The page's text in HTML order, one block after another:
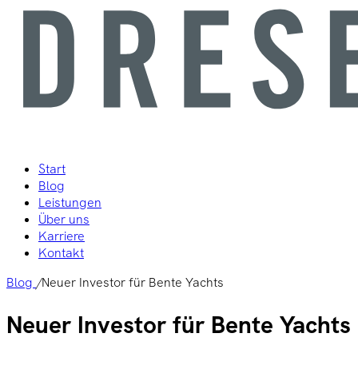
Start
Blog
Leistungen
Über uns
Karriere
Kontakt
Blog /Neuer Investor für Bente Yachts
Neuer Investor für Bente Yachts